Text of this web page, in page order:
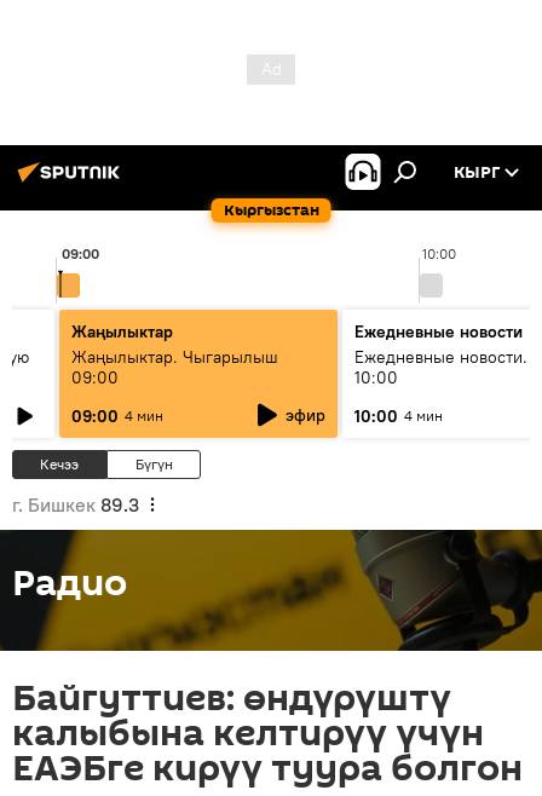
Кыргызстан
КЫРГ
10:00
09:00
Жаңылыктар
Жаңылыктар. Чыгарылыш
09:00
09:00 4 мин эфир
Ежедневные новости
Ежедневные новости.
10:00
10:00 4 мин
Кечээ Бүгүн
г. Бишкек 89.3
Радио
Байгуттиев: өндүрүштү
калыбына келтирүү үчүн
ЕАЭБге кирүү туура болгон